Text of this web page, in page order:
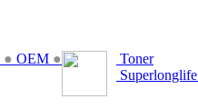
● OEM ●
Toner
Superlonglife